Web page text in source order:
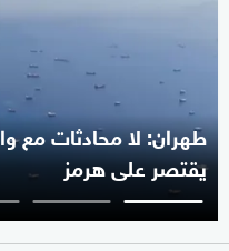
طهران: لا محادثات مع
يقتصر على هرمز